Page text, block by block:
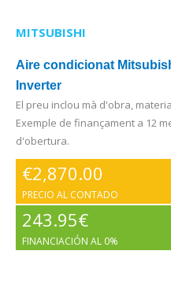
MITSUBISHI
Aire condicionat
Inverter
El preu inclou mà d'obra,
Exemple de finançament a 12
d'obertura.
€2,870.00
PRECIO AL CONTADO
243.95€
FINANCIACIÓN AL 0%